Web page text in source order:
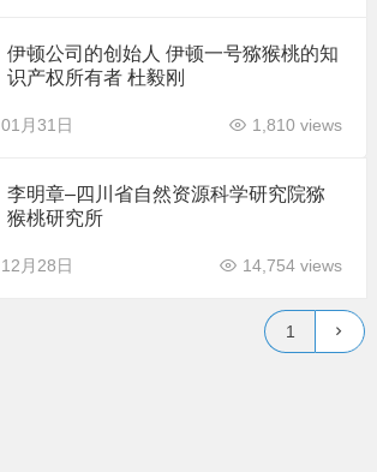
伊顿公司的创始人 伊顿一号猕猴桃的知
识产权所有者 杜毅刚
01月31日 1,810 views
李明章–四川省自然资源科学研究院猕
猴桃研究所
12月28日 14,754 views